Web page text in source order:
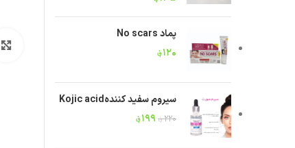
پماد No scars
۱۲۰؋
سیروم سفید کنندهKojic acid
۲۲۰؋۱۹۹؋